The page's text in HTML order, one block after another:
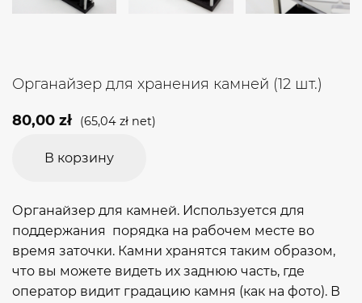
Органайзер для хранения камней (12 шт.)
80,00 zł (65,04 zł net)
В корзину
Органайзер для камней. Используется для
поддержания порядка на рабочем месте во
время заточки. Камни хранятся таким образом,
что вы можете видеть их заднюю часть, где
оператор видит градацию камня (как на фото). В